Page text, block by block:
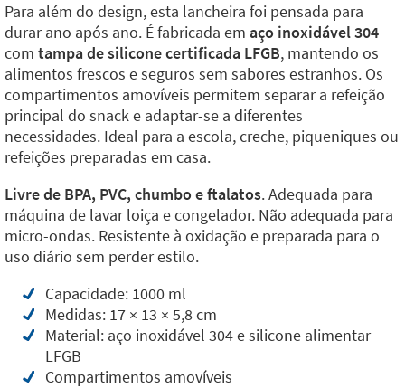
Para além do design, esta lancheira foi pensada para
durar ano após ano. É fabricada em aço inoxidável 304
com tampa de silicone certificada LFGB, mantendo os
alimentos frescos e seguros sem sabores estranhos. Os
compartimentos amovíveis permitem separar a refeição
principal do snack e adaptar-se a diferentes
necessidades. Ideal para a escola, creche, piqueniques ou
refeições preparadas em casa.
Livre de BPA, PVC, chumbo e ftalatos. Adequada para
máquina de lavar loiça e congelador. Não adequada para
micro-ondas. Resistente à oxidação e preparada para o
uso diário sem perder estilo.
Capacidade: 1000 ml
Medidas: 17 × 13 × 5,8 cm
Material: aço inoxidável 304 e silicone alimentar
LFGB
Compartimentos amovíveis